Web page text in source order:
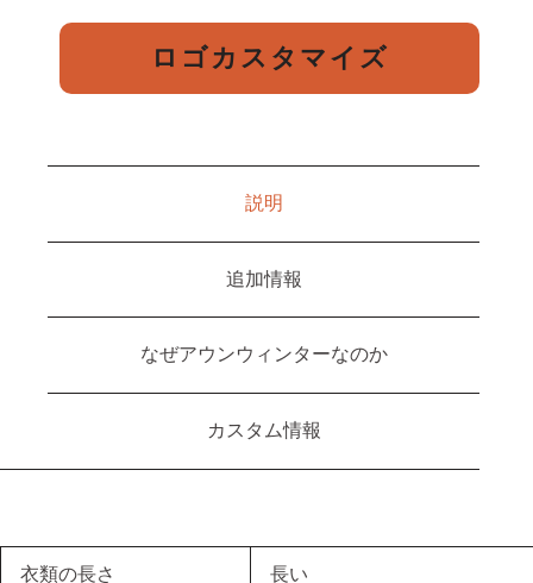
ロゴカスタマイズ
説明
追加情報
なぜアウンウィンターなのか
カスタム情報
衣類の長さ 長い